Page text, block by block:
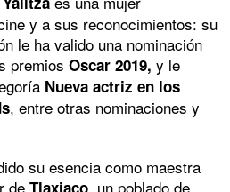
y a sus reconocimientos: su
le ha valido una nominación
premios Oscar 2019, y le
Nueva actriz en los
, entre otras nominaciones y
su esencia como maestra
de
, un poblado de